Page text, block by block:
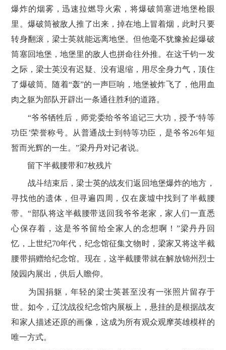
爆炸的烟雾，迅速拉燃导火索，将爆破筒塞进地堡枪眼
里。爆破筒被敌人推了出来，掉在地上冒着烟，此时只要
转身翻滚，梁士英就能远离地堡。但他毫不犹豫捡起爆破
筒塞回地堡，地堡里的敌人也拼命往外推。在这千钧一发
之际，梁士英没有迟疑、没有退缩，用尽全身力气，顶住
了爆破筒。随着“轰”的一声巨响，地堡被炸飞了，他用血
肉之躯为部队开辟出一条通往胜利的道路。
“爷爷牺牲后，师党委给爷爷追记三大功，授予‘特等
功臣’荣誉称号。从普通战士到特等功臣，是爷爷26年短
暂而光辉的一生。”梁丹丹对记者说。
留下半截腰带和7枚残片
战斗结束后，梁士英的战友们返回地堡爆炸的地方，
寻找他的遗体，但寻遍四周，仅在废墟中找到了半截腰
带。“部队将这半截腰带送回我爷爷老家，家人们一直悉
心保存着，这是爷爷留给全家人的念想啊！”梁丹丹回
忆，上世纪70年代，纪念馆征集文物时，梁家又将这半截
腰带捐赠给纪念馆。现在，这半截腰带就在解放锦州烈士
陵园内展出，供后人瞻仰。
为国捐躯，年轻的梁士英甚至没有一张照片留存于
世。如今，辽沈战役纪念馆内展板上，悬挂的是根据战友
和家人描述还原的画像，这成为所有观众观摩英雄模样的
唯一方式。